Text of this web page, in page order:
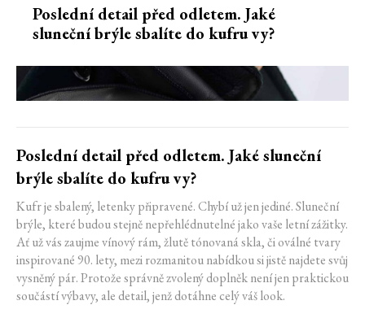
Poslední detail před odletem. Jaké
sluneční brýle sbalíte do kufru vy?
Poslední detail před odletem. Jaké sluneční
brýle sbalíte do kufru vy?
Kufr je sbalený, letenky připravené. Chybí už jen jediné. Sluneční
brýle, které budou stejně nepřehlédnutelné jako vaše letní zážitky.
Ať už vás zaujme vínový rám, žlutě tónovaná skla, či oválné tvary
inspirované 90. lety, mezi rozmanitou nabídkou si jistě najdete svůj
vysněný pár. Protože správně zvolený doplněk není jen praktickou
součástí výbavy, ale detail, jenž dotáhne celý váš look.